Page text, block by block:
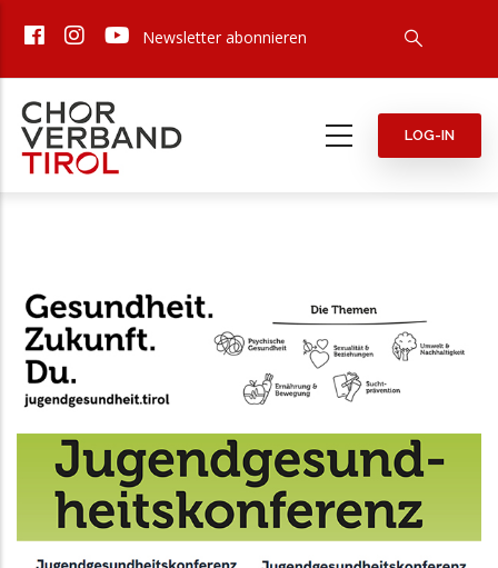
zum
Newsletter abonnieren
LOG-IN